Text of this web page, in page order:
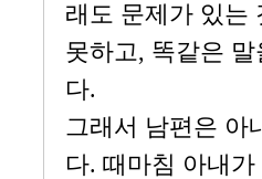
래도 문제가 있는
못하고, 똑같은
다.
그래서 남편은 아
다. 때마침 아내